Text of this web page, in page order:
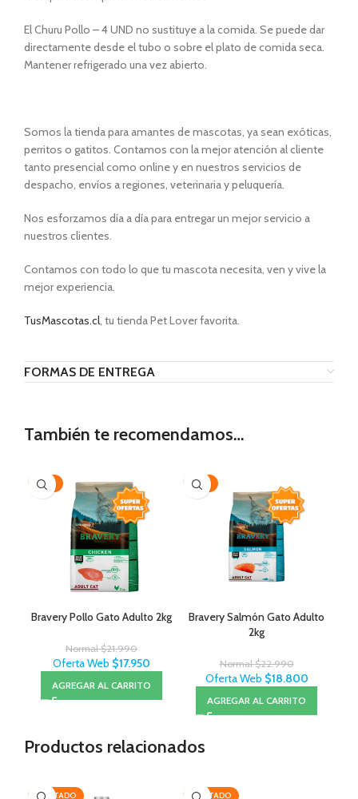
El Churu Pollo – 4 UND no sustituye a la comida. Se puede dar
directamente desde el tubo o sobre el plato de comida seca.
Mantener refrigerado una vez abierto.
Somos la tienda para amantes de mascotas, ya sean exóticas,
perritos o gatitos. Contamos con la mejor atención al cliente
tanto presencial como online y en nuestros servicios de
despacho, envíos a regiones, veterinaria y peluquería.
Nos esforzamos día a día para entregar un mejor servicio a
nuestros clientes.
Contamos con todo lo que tu mascota necesita, ven y vive la
mejor experiencia.
TusMascotas.cl, tu tienda Pet Lover favorita.
FORMAS DE ENTREGA
También te recomendamos…
-18%
Bravery Pollo Gato Adulto 2kg
Normal$21.990
Oferta Web $17.950
AGREGAR AL CARRITO
-18%
Bravery Salmón Gato Adulto
2kg
Normal$22.990
Oferta Web $18.800
AGREGAR AL CARRITO
Productos relacionados
AGOTADO AGOTADO